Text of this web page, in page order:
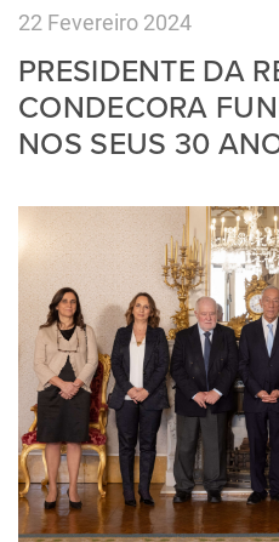
22 Fevereiro 2024
PRESIDENTE DA
CONDECORA
NOS SEUS 30